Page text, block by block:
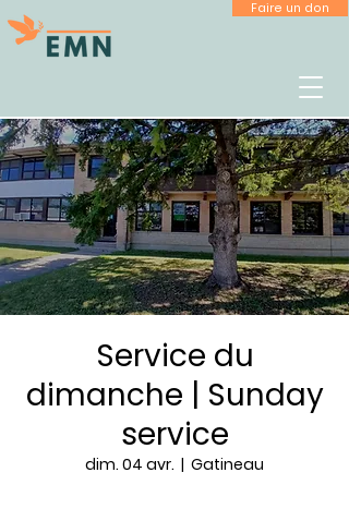
Faire un don
Service du
dimanche | Sunday
service
dim. 04 avr.
  |
Gatineau